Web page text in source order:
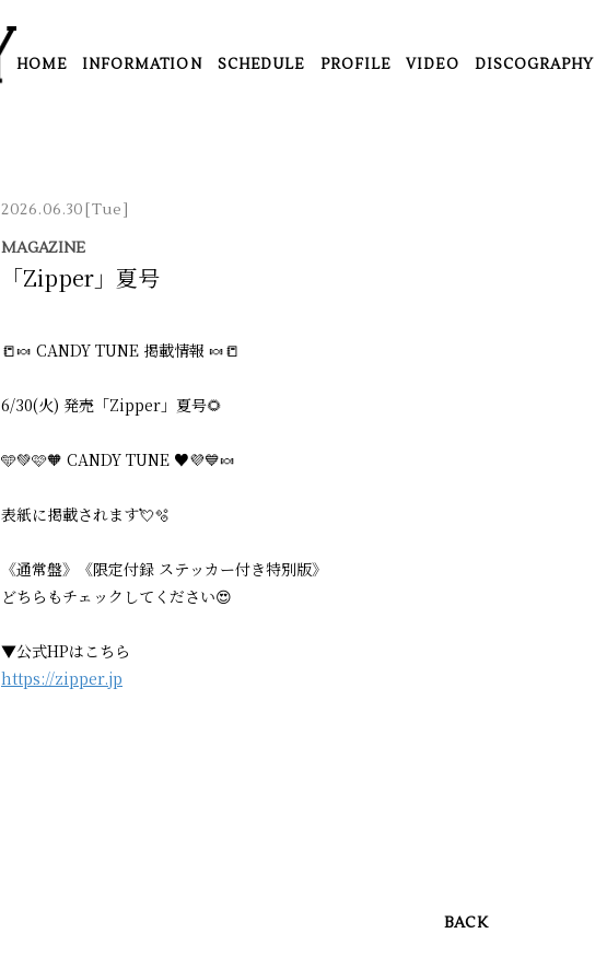
HOME INFORMATION SCHEDULE PROFILE VIDEO DISCOGRAPHY
2026.06.30 [Tue]
MAGAZINE
「Zipper」夏号
📒🍬 CANDY TUNE 掲載情報 🍬📒
6/30(火) 発売「Zipper」夏号🌻
🩵💚🩷🧡 CANDY TUNE ♥️💜💙🍬
表紙に掲載されます💘🫧
《通常盤》《限定付録 ステッカー付き特別版》
どちらもチェックしてください😍
▼公式HPはこちら
https://zipper.jp
BACK